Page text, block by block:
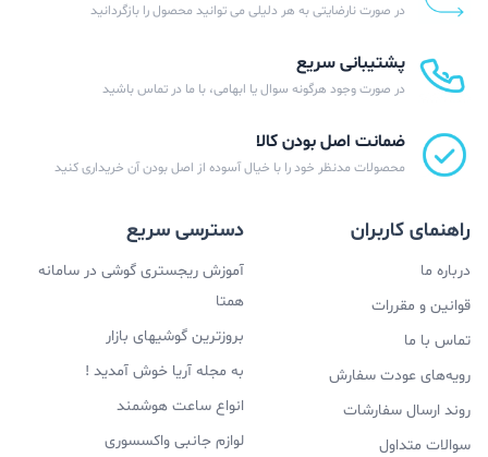
در صورت نارضایتی به هر دلیلی می توانید محصول را بازگردانید
پشتیبانی سریع
در صورت وجود هرگونه سوال یا ابهامی، با ما در تماس باشید
ضمانت اصل بودن کالا
محصولات مدنظر خود را با خیال آسوده از اصل بودن آن خریداری کنید
راهنمای کاربران
درباره ما
قوانین و مقررات
تماس با ما
رویه‌های عودت سفارش
روند ارسال سفارشات
سوالات متداول
دسترسی سریع
آموزش ریجستری گوشی در سامانه
همتا
بروزترین گوشیهای بازار
به مجله آریا خوش آمدید !
انواع ساعت هوشمند
لوازم جانبی واکسسوری